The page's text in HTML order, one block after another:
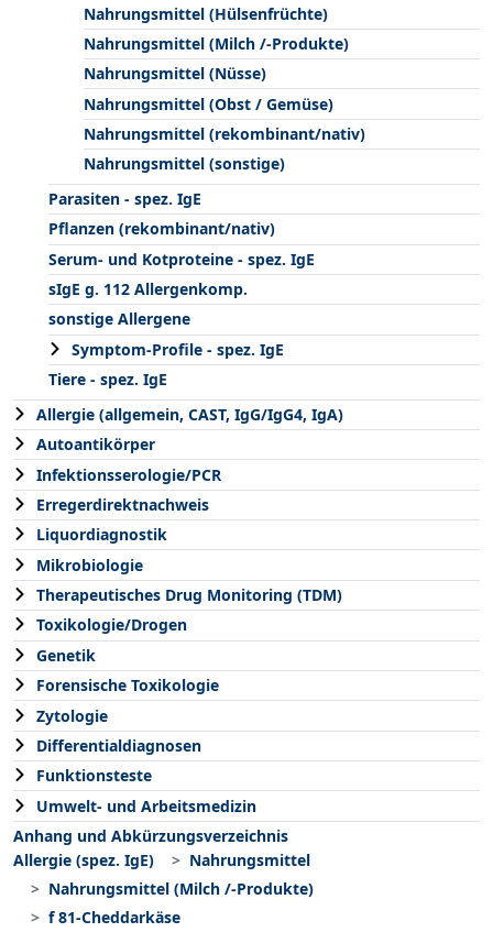
Nahrungsmittel (Hülsenfrüchte)
Nahrungsmittel (Milch /-Produkte)
Nahrungsmittel (Nüsse)
Nahrungsmittel (Obst / Gemüse)
Nahrungsmittel (rekombinant/nativ)
Nahrungsmittel (sonstige)
Parasiten - spez. IgE
Pflanzen (rekombinant/nativ)
Serum- und Kotproteine - spez. IgE
sIgE g. 112 Allergenkomp.
sonstige Allergene
Symptom-Profile - spez. IgE
Tiere - spez. IgE
Allergie (allgemein, CAST, IgG/IgG4, IgA)
Autoantikörper
Infektionsserologie/PCR
Erregerdirektnachweis
Liquordiagnostik
Mikrobiologie
Therapeutisches Drug Monitoring (TDM)
Toxikologie/Drogen
Genetik
Forensische Toxikologie
Zytologie
Differentialdiagnosen
Funktionsteste
Umwelt- und Arbeitsmedizin
Anhang und Abkürzungsverzeichnis
Allergie (spez. IgE)
Nahrungsmittel
Nahrungsmittel (Milch /-Produkte)
f 81-Cheddarkäse